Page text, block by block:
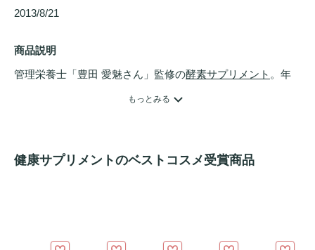
2013/8/21
商品説明
管理栄養士「豊田 愛魅さん」監修の酵素サプリメント 。年
もっとみる
健康サプリメントのベストコスメ受賞商品